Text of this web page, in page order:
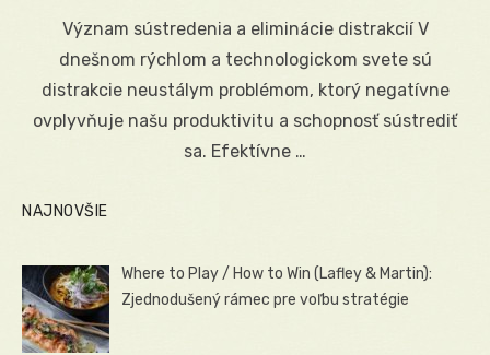
Význam sústredenia a eliminácie distrakcií V
dnešnom rýchlom a technologickom svete sú
distrakcie neustálym problémom, ktorý negatívne
ovplyvňuje našu produktivitu a schopnosť sústrediť
sa. Efektívne …
NAJNOVŠIE
Where to Play / How to Win (Lafley & Martin):
Zjednodušený rámec pre voľbu stratégie